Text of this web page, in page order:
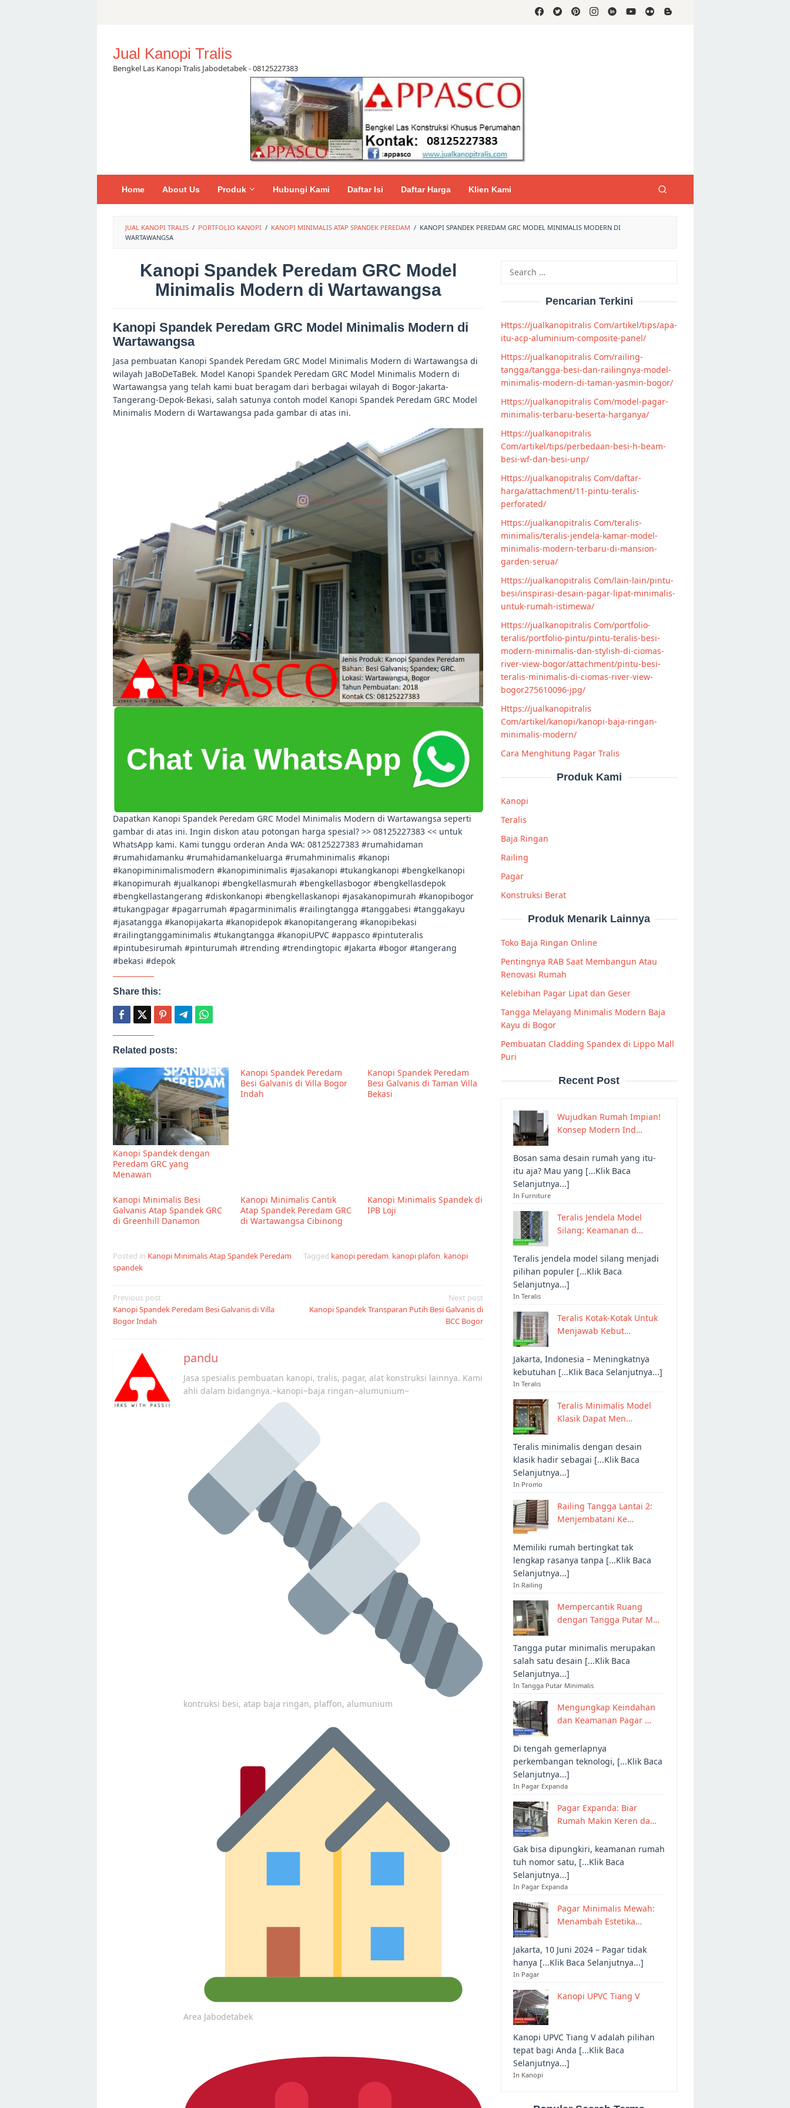
Jual Kanopi Tralis
Bengkel Las Kanopi Tralis Jabodetabek - 08125227383
Home About Us Produk Hubungi Kami Daftar Isi Daftar Harga Klien Kami
JUAL KANOPI TRALIS / PORTFOLIO KANOPI / KANOPI MINIMALIS ATAP SPANDEK PEREDAM / KANOPI SPANDEK PEREDAM GRC MODEL MINIMALIS MODERN DI
WARTAWANGSA
Kanopi Spandek Peredam GRC Model
Minimalis Modern di Wartawangsa
Kanopi Spandek Peredam GRC Model Minimalis Modern di
Wartawangsa
Jasa pembuatan Kanopi Spandek Peredam GRC Model Minimalis Modern di Wartawangsa di
wilayah JaBoDeTaBek. Model Kanopi Spandek Peredam GRC Model Minimalis Modern di
Wartawangsa yang telah kami buat beragam dari berbagai wilayah di Bogor-Jakarta-
Tangerang-Depok-Bekasi, salah satunya contoh model Kanopi Spandek Peredam GRC Model
Minimalis Modern di Wartawangsa pada gambar di atas ini.
Dapatkan Kanopi Spandek Peredam GRC Model Minimalis Modern di Wartawangsa seperti
gambar di atas ini. Ingin diskon atau potongan harga spesial? >> 08125227383 << untuk
WhatsApp kami. Kami tunggu orderan Anda WA: 08125227383 #rumahidaman
#rumahidamanku #rumahidamankeluarga #rumahminimalis #kanopi
#kanopiminimalismodern #kanopiminimalis #jasakanopi #tukangkanopi #bengkelkanopi
#kanopimurah #jualkanopi #bengkellasmurah #bengkellasbogor #bengkellasdepok
#bengkellastangerang #diskonkanopi #bengkellaskanopi #jasakanopimurah #kanopibogor
#tukangpagar #pagarrumah #pagarminimalis #railingtangga #tanggabesi #tanggakayu
#jasatangga #kanopijakarta #kanopidepok #kanopitangerang #kanopibekasi
#railingtanggaminimalis #tukangtangga #kanopiUPVC #appasco #pintuteralis
#pintubesirumah #pinturumah #trending #trendingtopic #Jakarta #bogor #tangerang
#bekasi #depok
Share this:
Related posts:
Kanopi Spandek dengan
Peredam GRC yang
Menawan
Kanopi Spandek Peredam
Besi Galvanis di Villa Bogor
Indah
Kanopi Spandek Peredam
Besi Galvanis di Taman Villa
Bekasi
Kanopi Minimalis Besi
Galvanis Atap Spandek GRC
di Greenhill Danamon
Kanopi Minimalis Cantik
Atap Spandek Peredam GRC
di Wartawangsa Cibinong
Kanopi Minimalis Spandek di
IPB Loji
Posted in Kanopi Minimalis Atap Spandek Peredam Tagged kanopi peredam, kanopi plafon, kanopi
spandek
Post
navigation
Previous post
Kanopi Spandek Peredam Besi Galvanis di Villa
Bogor Indah
Next post
Kanopi Spandek Transparan Putih Besi Galvanis di
BCC Bogor
pandu
Jasa spesialis pembuatan kanopi, tralis, pagar, alat konstruksi lainnya. Kami
ahli dalam bidangnya.~kanopi~baja ringan~alumunium~
kontruksi besi, atap baja ringan, plaffon, alumunium
Area Jabodetabek
for:
Pencarian Terkini
Https://jualkanopitralis Com/artikel/tips/apa-
itu-acp-aluminium-composite-panel/
Https://jualkanopitralis Com/railing-
tangga/tangga-besi-dan-railingnya-model-
minimalis-modern-di-taman-yasmin-bogor/
Https://jualkanopitralis Com/model-pagar-
minimalis-terbaru-beserta-harganya/
Https://jualkanopitralis
Com/artikel/tips/perbedaan-besi-h-beam-
besi-wf-dan-besi-unp/
Https://jualkanopitralis Com/daftar-
harga/attachment/11-pintu-teralis-
perforated/
Https://jualkanopitralis Com/teralis-
minimalis/teralis-jendela-kamar-model-
minimalis-modern-terbaru-di-mansion-
garden-serua/
Https://jualkanopitralis Com/lain-lain/pintu-
besi/inspirasi-desain-pagar-lipat-minimalis-
untuk-rumah-istimewa/
Https://jualkanopitralis Com/portfolio-
teralis/portfolio-pintu/pintu-teralis-besi-
modern-minimalis-dan-stylish-di-ciomas-
river-view-bogor/attachment/pintu-besi-
teralis-minimalis-di-ciomas-river-view-
bogor275610096-jpg/
Https://jualkanopitralis
Com/artikel/kanopi/kanopi-baja-ringan-
minimalis-modern/
Cara Menghitung Pagar Tralis
Produk Kami
Kanopi
Teralis
Baja Ringan
Railing
Pagar
Konstruksi Berat
Produk Menarik Lainnya
Toko Baja Ringan Online
Pentingnya RAB Saat Membangun Atau
Renovasi Rumah
Kelebihan Pagar Lipat dan Geser
Tangga Melayang Minimalis Modern Baja
Kayu di Bogor
Pembuatan Cladding Spandex di Lippo Mall
Puri
Recent Post
Wujudkan Rumah Impian!
Konsep Modern Ind…
Bosan sama desain rumah yang itu-
itu aja? Mau yang [...Klik Baca
Selanjutnya...]
In Furniture
Teralis Jendela Model
Silang: Keamanan d…
Teralis jendela model silang menjadi
pilihan populer [...Klik Baca
Selanjutnya...]
In Teralis
Teralis Kotak-Kotak Untuk
Menjawab Kebut…
Jakarta, Indonesia – Meningkatnya
kebutuhan [...Klik Baca Selanjutnya...]
In Teralis
Teralis Minimalis Model
Klasik Dapat Men…
Teralis minimalis dengan desain
klasik hadir sebagai [...Klik Baca
Selanjutnya...]
In Promo
Railing Tangga Lantai 2:
Menjembatani Ke…
Memiliki rumah bertingkat tak
lengkap rasanya tanpa [...Klik Baca
Selanjutnya...]
In Railing
Mempercantik Ruang
dengan Tangga Putar M…
Tangga putar minimalis merupakan
salah satu desain [...Klik Baca
Selanjutnya...]
In Tangga Putar Minimalis
Mengungkap Keindahan
dan Keamanan Pagar …
Di tengah gemerlapnya
perkembangan teknologi, [...Klik Baca
Selanjutnya...]
In Pagar Expanda
Pagar Expanda: Biar
Rumah Makin Keren da…
Gak bisa dipungkiri, keamanan rumah
tuh nomor satu, [...Klik Baca
Selanjutnya...]
In Pagar Expanda
Pagar Minimalis Mewah:
Menambah Estetika…
Jakarta, 10 Juni 2024 – Pagar tidak
hanya [...Klik Baca Selanjutnya...]
In Pagar
Kanopi UPVC Tiang V
Kanopi UPVC Tiang V adalah pilihan
tepat bagi Anda [...Klik Baca
Selanjutnya...]
In Kanopi